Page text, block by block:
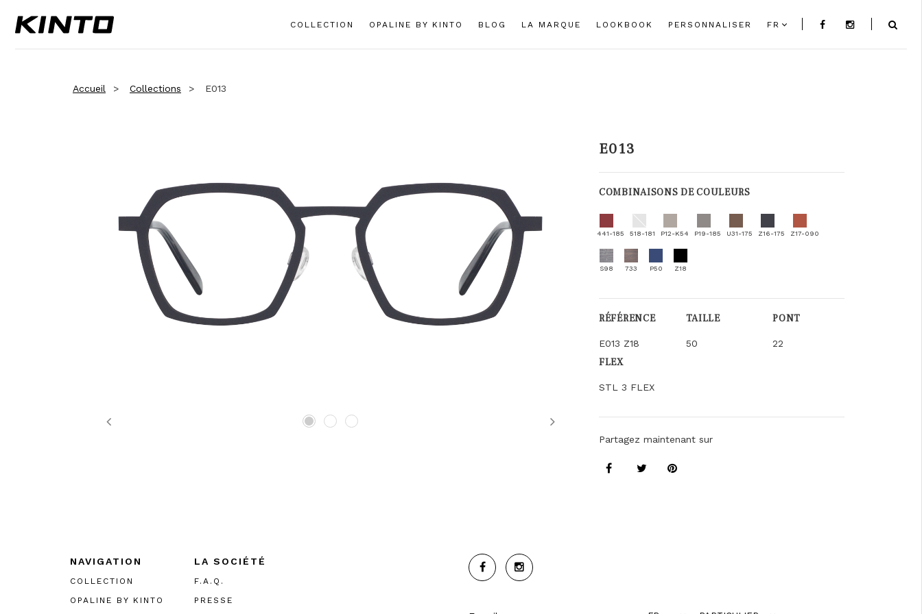
COLLECTION OPALINE BY KINTO BLOG LA MARQUE LOOKBOOK PERSONNALISER FR
Accueil Collections E013
Previous Next
E013
COMBINAISONS DE COULEURS
441-185 518-181 P12-K54 P19-185 U31-175 Z16-175 Z17-090
S98 733 P50 Z18
RÉFÉRENCE
E013 Z18
TAILLE
50
PONT
22
FLEX
STL 3 FLEX
Partagez maintenant sur
NAVIGATION
COLLECTION
OPALINE BY KINTO
LA SOCIÉTÉ
F.A.Q.
PRESSE